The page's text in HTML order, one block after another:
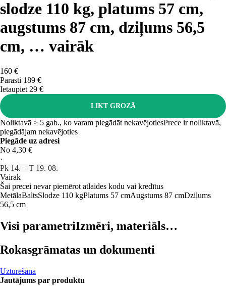
slodze 110 kg, platums 57 cm,
augstums 87 cm, dziļums 56,5
cm, … vairāk
160 €
Parasti 189 €
Ietaupiet 29 €
LIKT GROZĀ
Noliktavā > 5 gab., ko varam piegādāt nekavējotiesPrece ir noliktavā,
piegādājam nekavējoties
Piegāde uz adresi
No 4,30 €
·
Pk 14. – T 19. 08.
Vairāk
Šai precei nevar piemērot atlaides kodu vai kredītus
MetālaBaltsSlodze 110 kgPlatums 57 cmAugstums 87 cmDziļums
56,5 cm
Visi parametriIzmēri, materiāls…
Rokasgrāmatas un dokumenti
Uzturēšana
Jautājums par produktu